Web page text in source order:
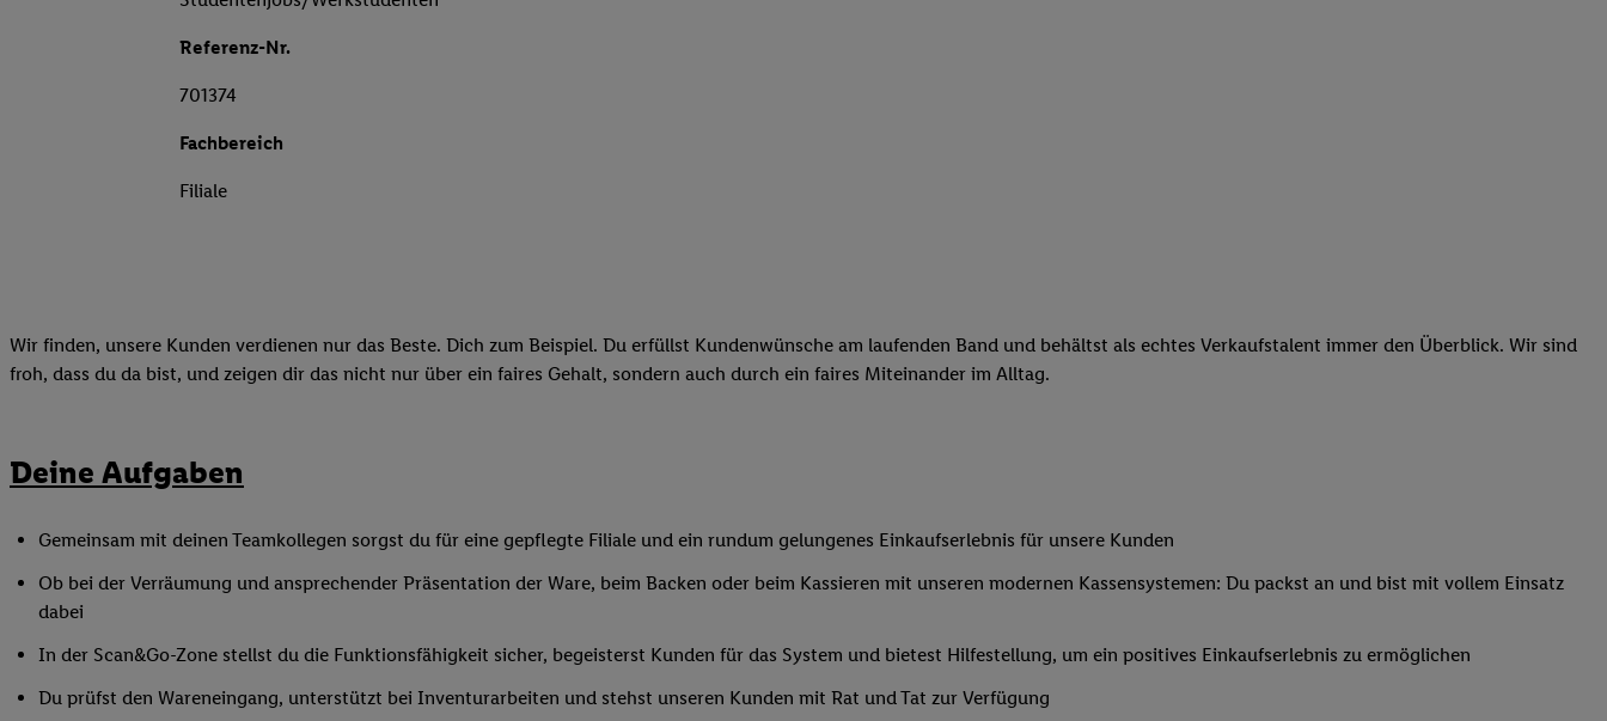
Referenz-Nr.
701374
Fachbereich
Filiale
Wir finden, unsere Kunden verdienen nur das Beste. Dich zum Beispiel. Du erfüllst Kundenwünsche am laufenden Band und behältst als echtes Verkaufstalent immer den Überblick. Wir sind
froh, dass du da bist, und zeigen dir das nicht nur über ein faires Gehalt, sondern auch durch ein faires Miteinander im Alltag.
Deine Aufgaben
Gemeinsam mit deinen Teamkollegen sorgst du für eine gepflegte Filiale und ein rundum gelungenes Einkaufserlebnis für unsere Kunden
Ob bei der Verräumung und ansprechender Präsentation der Ware, beim Backen oder beim Kassieren mit unseren modernen Kassensystemen: Du packst an und bist mit vollem Einsatz
dabei
In der Scan&Go-Zone stellst du die Funktionsfähigkeit sicher, begeisterst Kunden für das System und bietest Hilfestellung, um ein positives Einkaufserlebnis zu ermöglichen
Du prüfst den Wareneingang, unterstützt bei Inventurarbeiten und stehst unseren Kunden mit Rat und Tat zur Verfügung